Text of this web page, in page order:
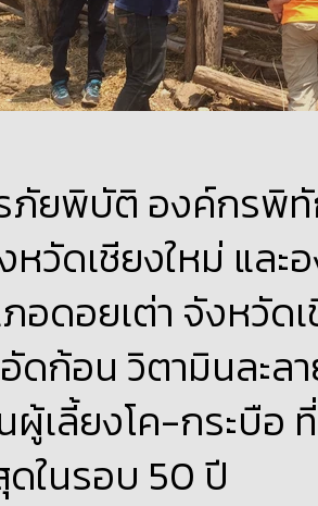
ภัยพิบัติ องค์กรพิ
วัดเชียงใหม่ แล
ภอดอยเต่า จังหวั
ดก้อน วิตามินละล
ผู้เลี้ยงโค-กระบือ
ในรอบ 50 ปี